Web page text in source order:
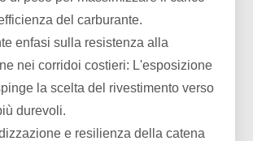
del carburante.
enfasi sulla resistenza alla
nei corridoi costieri: L'esposizione
la scelta del rivestimento verso
durevoli.
e resilienza della catena